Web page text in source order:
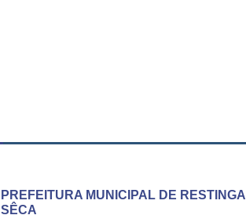
PREFEITURA MUNICIPAL DE RESTINGA
SÊCA